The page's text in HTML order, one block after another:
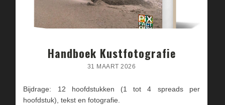
Handboek Kustfotografie
31 MAART 2026
Bijdrage: 12 hoofdstukken (1 tot 4 spreads per
hoofdstuk), tekst en fotografie.